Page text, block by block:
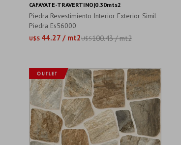
Piedra Revestimiento Interior Exterior Simil
Piedra Es56000
U$S 44.27 / mt2U$S100.43 / mt2
CAFAYATE-TRAVERTINO|0.30mts2